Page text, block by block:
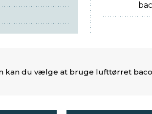
kan du vælge at bruge lufttørret